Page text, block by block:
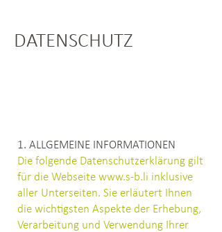
DATENSCHUTZ
1. ALLGEMEINE INFORMATIONEN
Die folgende Datenschutzerklärung gilt
für die Webseite www.s-b.li inklusive
aller Unterseiten. Sie erläutert Ihnen
die wichtigsten Aspekte der Erhebung,
Verarbeitung und Verwendung Ihrer